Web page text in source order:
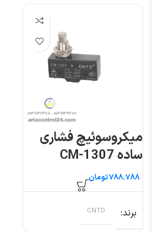
میکروسوئیچ فشاری
ساده CM-1307
تومان
برند CNTD